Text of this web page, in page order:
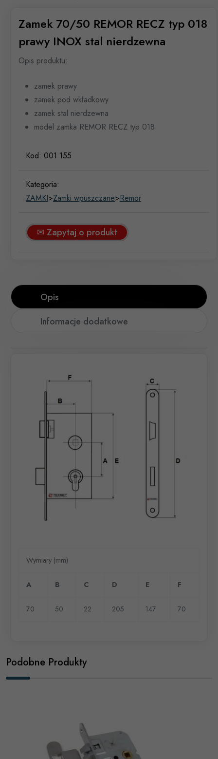
Zamek 70/50 REMOR RECZ typ 018
prawy INOX stal nierdzewna
Opis produktu:
zamek prawy
zamek pod wkładkowy
zamek stal nierdzewna
model zamka REMOR RECZ typ 018
Kod: 001 155
Kategoria:
ZAMKI>Zamki wpuszczane>Remor
✉ Zapytaj o produkt
Opis
Informacje dodatkowe
Wymiary (mm)
A B C D E F
70 50 22 205 147 70
Podobne Produkty